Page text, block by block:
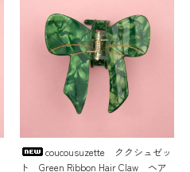
coucousuzette ククシュゼッ
ト Green Ribbon Hair Claw ヘア